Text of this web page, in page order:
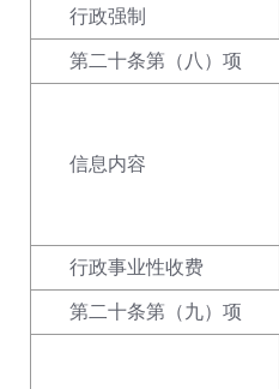
行政强制
第二十条第（八）项
信息内容
行政事业性收费
第二十条第（九）项